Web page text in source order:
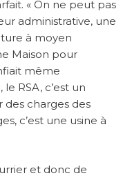
« On ne peut pas
administrative, une
à moyen
Maison pour
même
RSA, c’est un
des charges des
c’est une usine à
et donc de